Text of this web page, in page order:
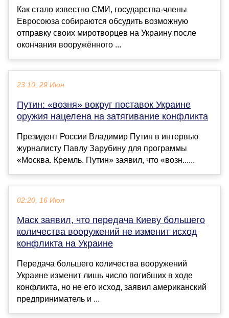
Как стало известно СМИ, государства-члены
Евросоюза собираются обсудить возможную
отправку своих миротворцев на Украину после
окончания вооружённого ...
23:10, 29 Июн
Путин: «возня» вокруг поставок Украине
оружия нацелена на затягивание конфликта
Президент России Владимир Путин в интервью
журналисту Павлу Зарубину для программы
«Москва. Кремль. Путин» заявил, что «возн......
02:20, 16 Июл
Маск заявил, что передача Киеву большего
количества вооружений не изменит исход
конфликта на Украине
Передача большего количества вооружений
Украине изменит лишь число погибших в ходе
конфликта, но не его исход, заявил американский
предприниматель и ...